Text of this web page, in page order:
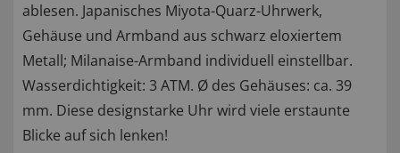
ablesen. Japanisches Miyota-Quarz-Uhrwerk,
Gehäuse und Armband aus schwarz eloxiertem
Metall; Milanaise-Armband individuell einstellbar.
Wasserdichtigkeit: 3 ATM. Ø des Gehäuses: ca. 39
mm. Diese designstarke Uhr wird viele erstaunte
Blicke auf sich lenken!